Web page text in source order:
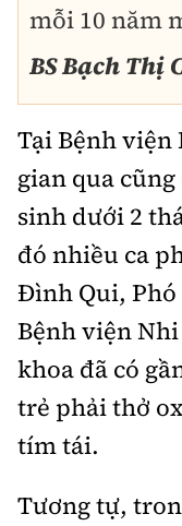
mỗi 10 năm
BS Bạch Thị
Tại Bệnh viện
gian qua
sinh dưới 2
đó nhiều ca
Đình Qui,
Bệnh viện
khoa đã có
trẻ phải thở
tím tái.
Tương tự,